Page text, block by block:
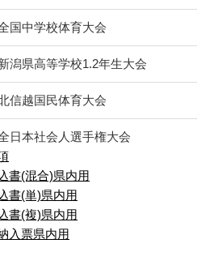
国中学校体育大会
潟県高等学校1.2年生大会
信越国民体育大会
日本社会人選手権大会
書(混合)県内用
書(単)県内用
書(複)県内用
入票県内用